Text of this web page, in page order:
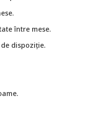
între mese.
dispoziție.